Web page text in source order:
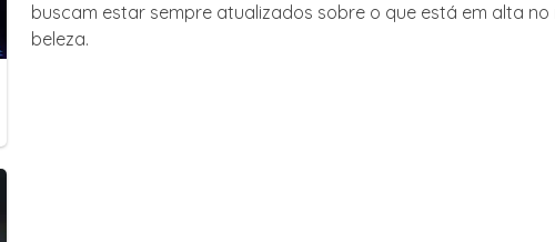
buscam estar sempre atualizados sobre o que está em alta
beleza.